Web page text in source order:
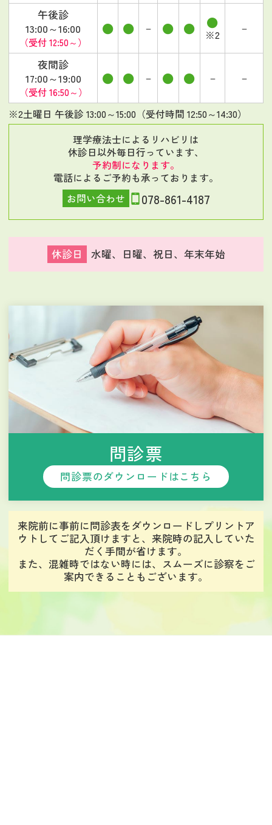
※2土曜日 午後診 13:00～15:00（受付時間 12:50～14:30）
理学療法士によるリハビリは
休診日以外毎日行っています、
予約制になります。
電話によるご予約も承っております。
お問い合わせ
078-861-4187
午後診
13:00～16:00
（受付 12:50～）
● ● － ● ● ●
※2 －
夜間診
17:00～19:00
（受付 16:50～）
● ● － ● ● － －
休診日 水曜、日曜、祝日、年末年始
問診票
問診票のダウンロードはこちら
来院前に事前に問診表をダウンロードしプリントア
ウトしてご記入頂けますと、 来院時の記入していた
だく手間が省けます。
また、混雑時ではない時には、スムーズに診察をご
案内できることもございます。